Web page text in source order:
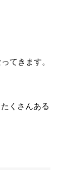
てきます。
くさんある